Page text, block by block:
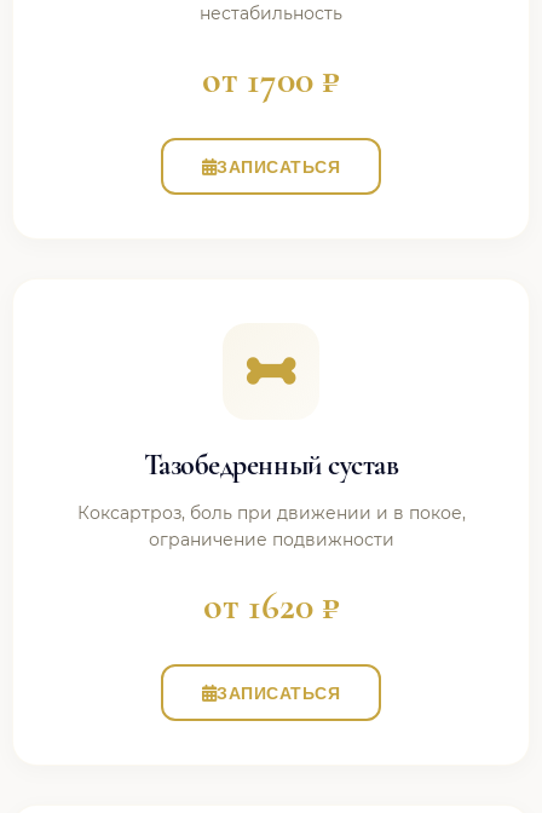
нестабильность
от 1700 ₽
ЗАПИСАТЬСЯ
Тазобедренный сустав
Коксартроз, боль при движении и в покое,
ограничение подвижности
от 1620 ₽
ЗАПИСАТЬСЯ